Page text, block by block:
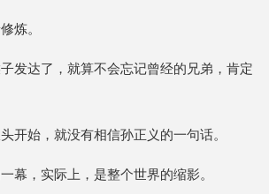
炼。
发达了，就算不会忘记曾经的兄弟，肯定
开始，就没有相信孙正义的一句话。
幕，实际上，是整个世界的缩影。